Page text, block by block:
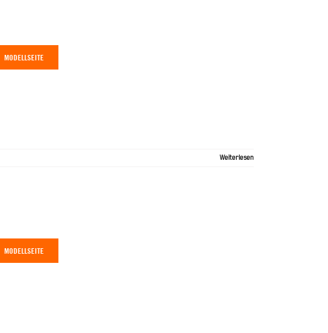
MODELLSEITE
Weiterlesen
MODELLSEITE